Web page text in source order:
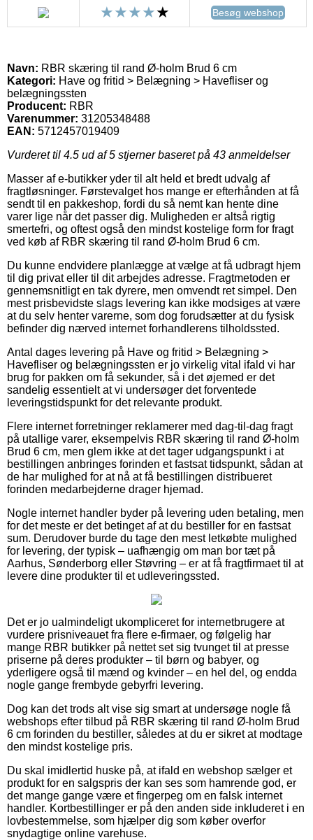
Besøg webshop
Navn: RBR skæring til rand Ø-holm Brud 6 cm
Kategori: Have og fritid > Belægning > Havefliser og
belægningssten
Producent: RBR
Varenummer: 31205348488
EAN: 5712457019409
Vurderet til 4.5 ud af 5 stjerner baseret på 43 anmeldelser
Masser af e-butikker yder til alt held et bredt udvalg af
fragtløsninger. Førstevalget hos mange er efterhånden at få
sendt til en pakkeshop, fordi du så nemt kan hente dine
varer lige når det passer dig. Muligheden er altså rigtig
smertefri, og oftest også den mindst kostelige form for fragt
ved køb af RBR skæring til rand Ø-holm Brud 6 cm.
Du kunne endvidere planlægge at vælge at få udbragt hjem
til dig privat eller til dit arbejdes adresse. Fragtmetoden er
gennemsnitligt en tak dyrere, men omvendt ret simpel. Den
mest prisbevidste slags levering kan ikke modsiges at være
at du selv henter varerne, som dog forudsætter at du fysisk
befinder dig nærved internet forhandlerens tilholdssted.
Antal dages levering på Have og fritid > Belægning >
Havefliser og belægningssten er jo virkelig vital ifald vi har
brug for pakken om få sekunder, så i det øjemed er det
sandelig essentielt at vi undersøger det forventede
leveringstidspunkt for det relevante produkt.
Flere internet forretninger reklamerer med dag-til-dag fragt
på utallige varer, eksempelvis RBR skæring til rand Ø-holm
Brud 6 cm, men glem ikke at det tager udgangspunkt i at
bestillingen anbringes forinden et fastsat tidspunkt, sådan at
de har mulighed for at nå at få bestillingen distribueret
forinden medarbejderne drager hjemad.
Nogle internet handler byder på levering uden betaling, men
for det meste er det betinget af at du bestiller for en fastsat
sum. Derudover burde du tage den mest letkøbte mulighed
for levering, der typisk – uafhængig om man bor tæt på
Aarhus, Sønderborg eller Støvring – er at få fragtfirmaet til at
levere dine produkter til et udleveringssted.
Det er jo ualmindeligt ukompliceret for internetbrugere at
vurdere prisniveauet fra flere e-firmaer, og følgelig har
mange RBR butikker på nettet set sig tvunget til at presse
priserne på deres produkter – til børn og babyer, og
yderligere også til mænd og kvinder – en hel del, og endda
nogle gange frembyde gebyrfri levering.
Dog kan det trods alt vise sig smart at undersøge nogle få
webshops efter tilbud på RBR skæring til rand Ø-holm Brud
6 cm forinden du bestiller, således at du er sikret at modtage
den mindst kostelige pris.
Du skal imidlertid huske på, at ifald en webshop sælger et
produkt for en salgspris der kan ses som hamrende god, er
det mange gange være et fingerpeg om en falsk internet
handler. Kortbestillinger er på den anden side inkluderet i en
lovbestemmelse, som hjælper dig som køber overfor
snydagtige online varehuse.